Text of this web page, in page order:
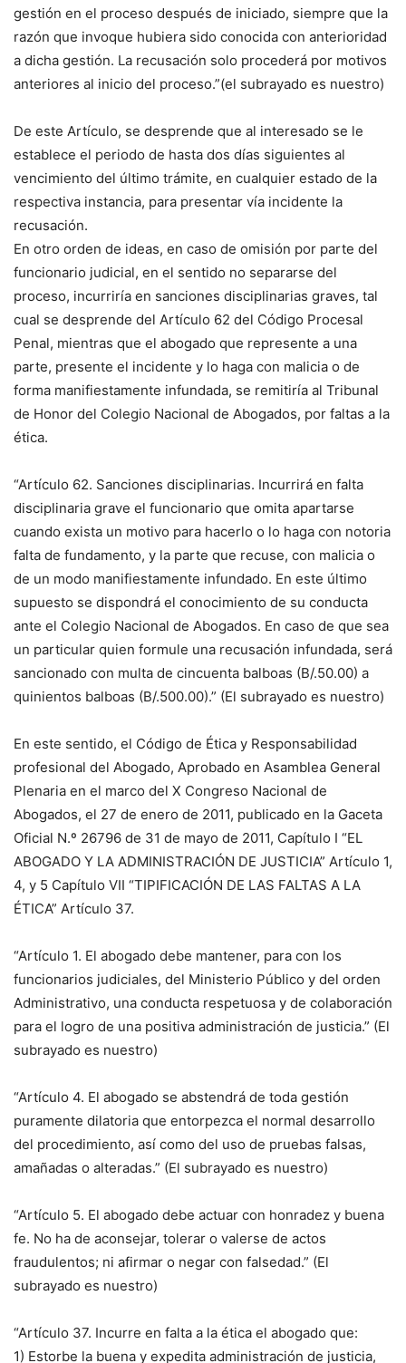
gestión en el proceso después de iniciado, siempre que la
razón que invoque hubiera sido conocida con anterioridad
a dicha gestión. La recusación solo procederá por motivos
anteriores al inicio del proceso.”(el subrayado es nuestro)
De este Artículo, se desprende que al interesado se le
establece el periodo de hasta dos días siguientes al
vencimiento del último trámite, en cualquier estado de la
respectiva instancia, para presentar vía incidente la
recusación.
En otro orden de ideas, en caso de omisión por parte del
funcionario judicial, en el sentido no separarse del
proceso, incurriría en sanciones disciplinarias graves, tal
cual se desprende del Artículo 62 del Código Procesal
Penal, mientras que el abogado que represente a una
parte, presente el incidente y lo haga con malicia o de
forma manifiestamente infundada, se remitiría al Tribunal
de Honor del Colegio Nacional de Abogados, por faltas a la
ética.
“Artículo 62. Sanciones disciplinarias. Incurrirá en falta
disciplinaria grave el funcionario que omita apartarse
cuando exista un motivo para hacerlo o lo haga con notoria
falta de fundamento, y la parte que recuse, con malicia o
de un modo manifiestamente infundado. En este último
supuesto se dispondrá el conocimiento de su conducta
ante el Colegio Nacional de Abogados. En caso de que sea
un particular quien formule una recusación infundada, será
sancionado con multa de cincuenta balboas (B/.50.00) a
quinientos balboas (B/.500.00).” (El subrayado es nuestro)
En este sentido, el Código de Ética y Responsabilidad
profesional del Abogado, Aprobado en Asamblea General
Plenaria en el marco del X Congreso Nacional de
Abogados, el 27 de enero de 2011, publicado en la Gaceta
Oficial N.º 26796 de 31 de mayo de 2011, Capítulo I “EL
ABOGADO Y LA ADMINISTRACIÓN DE JUSTICIA” Artículo 1,
4, y 5 Capítulo VII “TIPIFICACIÓN DE LAS FALTAS A LA
ÉTICA” Artículo 37.
“Artículo 1. El abogado debe mantener, para con los
funcionarios judiciales, del Ministerio Público y del orden
Administrativo, una conducta respetuosa y de colaboración
para el logro de una positiva administración de justicia.” (El
subrayado es nuestro)
“Artículo 4. El abogado se abstendrá de toda gestión
puramente dilatoria que entorpezca el normal desarrollo
del procedimiento, así como del uso de pruebas falsas,
amañadas o alteradas.” (El subrayado es nuestro)
“Artículo 5. El abogado debe actuar con honradez y buena
fe. No ha de aconsejar, tolerar o valerse de actos
fraudulentos; ni afirmar o negar con falsedad.” (El
subrayado es nuestro)
“Artículo 37. Incurre en falta a la ética el abogado que:
1) Estorbe la buena y expedita administración de justicia,